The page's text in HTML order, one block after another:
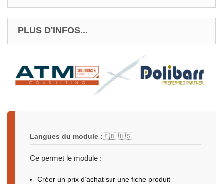
PLUS D'INFOS...
Langues du module :🇫🇷 🇺🇸
Ce permet le module :
Créer un prix d’achat sur une fiche produit